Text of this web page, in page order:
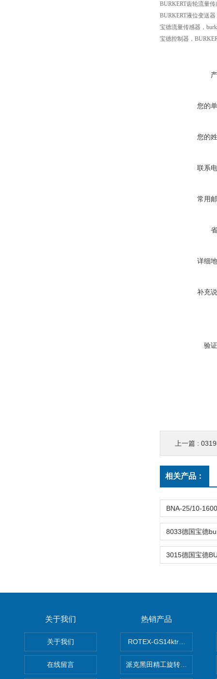
BURKERT齿轮流量传
BURKERT液位变送
宝德流量传感器，
宝德控制器，
您的
您的
联系
常用
详细
补充
验
上一篇 :
相关产品：
关于我们
关于我们
在线留言
热销产品
ROTEX-GS14ktr梅花连轴器
派克黑田精工旋转气缸